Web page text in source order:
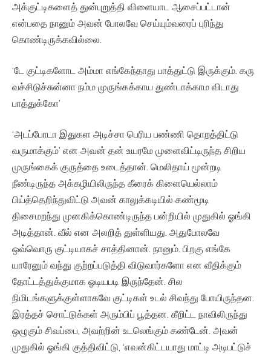
அக்குட்டிகளைத் துன்புறுத்தி விளையாட ஆசைப்பட்டான்
என்பதை நானும் அவன் போலவே செய்யும்வரைப் புரிந்து
கொண்டிருக்கவில்லை.
‘டே குட்டிகளோட அம்மா எங்கேந்தாது பாத்துட்டு இருக்கும். கரு
வச்சிடுச்சுன்னா நம்ம முருங்கக்காய துண்டாக்காம விடாது
பாத்துக்கோ’
‘அடப்போடா இதுகள அடிச்சா பெரிய பண்ணி தொறத்திட்டு
வருமாக்கும்’ என அவன் தன் உயரமே முளைவிட்டிருந்த சிறிய
முருங்கைக் குருத்தை உடைத்தான். மெலிதாய் மூன்றடி
நீண்டிருந்த அக்கழியிலிருந்த கீரைக் கிளையெல்லாம்
பிய்த்தெறிந்துவிட்டு அவன் காலுக்கடியில் கண்மூடி
திசைமறந்து முனகிக்கொண்டிருந்த பன்றியில் முதுகில் ஓங்கி
அடித்தான். வீல் என அலறித் துள்ளியது. அதுபோலவே
ஒவ்வொரு குட்டியாகச் சாத்தினான். நானும். பிறகு எங்கே
யாரேனும் வந்து குற்றப்படுத்தி விடுவார்களோ என வீதிக்கும்
தோட்டத்துக்குமாக ஓடியபடி இருந்தேன். சில
நிமிடங்களுக்குள்ளாகவே குட்டிகள் உடல் சிவந்து போயிருந்தன.
இரத்தச் சொட்டுக்கள் அரும்பிப் பூத்தன. கீறிட்ட நாவிலிருந்து
ஒழுகும் சிவப்பை, அவற்றின் உடலெங்கும் கண்டேன். அவன்
முதுகில் ஓங்கி குத்திவிட்டு, ‘எவன்கிட்டயாது மாட்டி அடிபட்டுச்